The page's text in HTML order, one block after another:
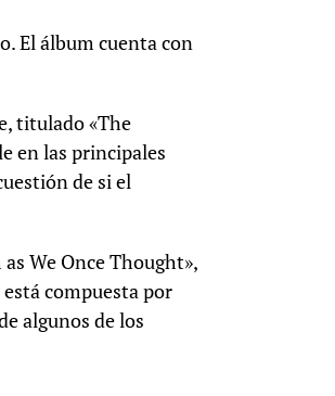
El álbum cuenta con
titulado «The
en las principales
de si el
We Once Thought»,
compuesta por
algunos de los